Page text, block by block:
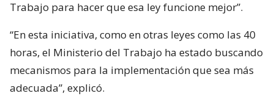
Trabajo para hacer que esa ley funcione mejor”.
“En esta iniciativa, como en otras leyes como las 40
horas, el Ministerio del Trabajo ha estado buscando
mecanismos para la implementación que sea más
adecuada”, explicó.